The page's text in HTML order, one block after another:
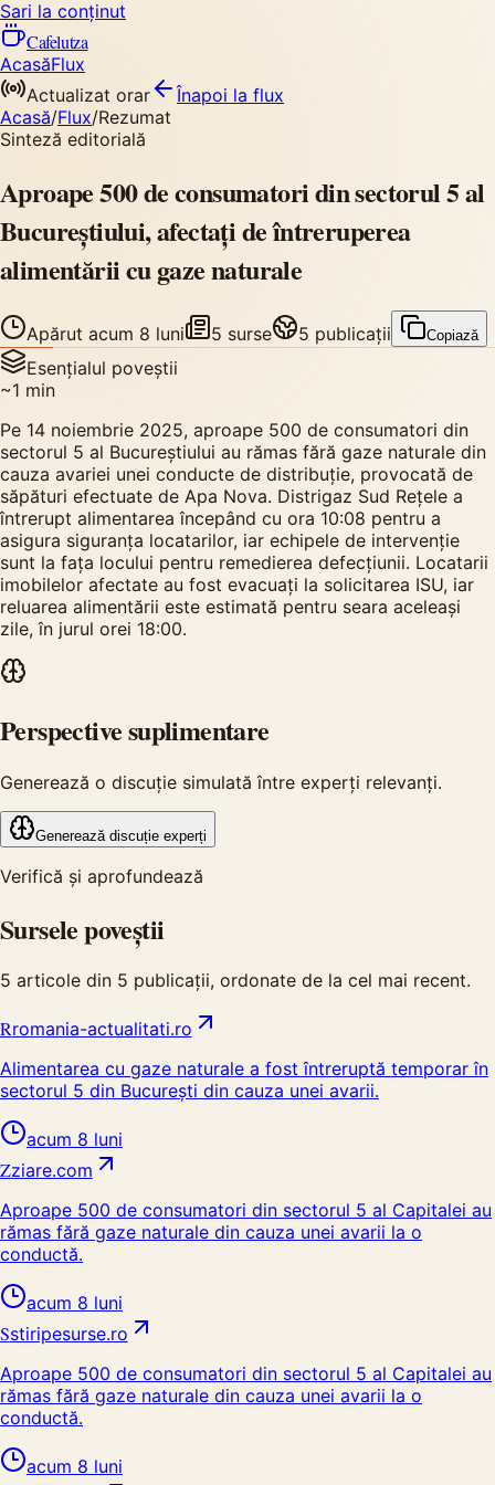
Sari la conținut
Cafelutza
AcasăFlux
Actualizat orar
Înapoi la flux
Acasă/Flux/Rezumat
Sinteză editorială
Aproape 500 de consumatori din sectorul 5 al
Bucureștiului, afectați de întreruperea
alimentării cu gaze naturale
Apărut acum 8 luni 5 surse 5 publicații Copiază
Esențialul poveștii
~1 min
Pe 14 noiembrie 2025, aproape 500 de consumatori din
sectorul 5 al Bucureștiului au rămas fără gaze naturale din
cauza avariei unei conducte de distribuție, provocată de
săpături efectuate de Apa Nova. Distrigaz Sud Rețele a
întrerupt alimentarea începând cu ora 10:08 pentru a
asigura siguranța locatarilor, iar echipele de intervenție
sunt la fața locului pentru remedierea defecțiunii. Locatarii
imobilelor afectate au fost evacuați la solicitarea ISU, iar
reluarea alimentării este estimată pentru seara aceleași
zile, în jurul orei 18:00.
Perspective suplimentare
Generează o discuție simulată între experți relevanți.
Generează discuție experți
Verifică și aprofundează
Sursele poveștii
5 articole din 5 publicații, ordonate de la cel mai recent.
Rromania-actualitati.ro
Alimentarea cu gaze naturale a fost întreruptă temporar în
sectorul 5 din București din cauza unei avarii.
acum 8 luni
Zziare.com
Aproape 500 de consumatori din sectorul 5 al Capitalei au
rămas fără gaze naturale din cauza unei avarii la o
conductă.
acum 8 luni
Sstiripesurse.ro
Aproape 500 de consumatori din sectorul 5 al Capitalei au
rămas fără gaze naturale din cauza unei avarii la o
conductă.
acum 8 luni